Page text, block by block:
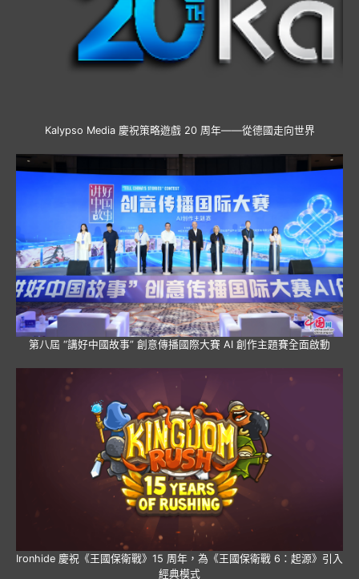
Kalypso Media 慶祝策略遊戲 20 周年——從德國走向世界
第八屆 “講好中國故事” 創意傳播國際大賽 AI 創作主題賽全面啟動
Ironhide 慶祝《王國保衛戰》15 周年，為《王國保衛戰 6：起源》引入
經典模式